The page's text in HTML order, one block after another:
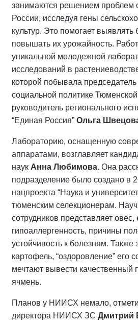
занимаются решением проблем
России, исследуя гены
культур. Это помогает выявлять
повышать их урожайность.
уникальной молодежной
исследований в
которой побывала председатель
социальной политике
руководитель регионального
“Единая Россия” Ольга
Лабораторию, оснащенную
аппаратами, возглавляет
наук Анна Любимова. Она
подразделение было создано в
нацпроекта “Наука и
тюменским селекционерам.
сотрудников представляет овес,
гипоаллергенность, причины
устойчивость к болезням. Также
картофель, “оздоровление” его
мечтают вывести качественный
ячмень.
Планов у НИИСХ немало,
директора НИИСХ ЗС Дмитрий